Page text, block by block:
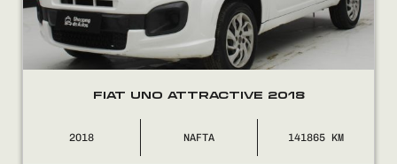
FIAT UNO ATTRACTIVE 2018
2018 NAFTA 141865